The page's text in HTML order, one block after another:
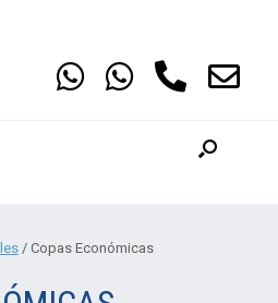
/ Copas Económicas